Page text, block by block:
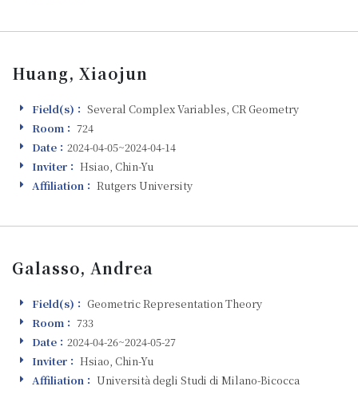
Huang, Xiaojun
Field(s)
Field(s)： Several Complex Variables, CR Geometry
Room
Room： 724
Visiting
Date： 2024-04-05~2024-04-14
Inviter
Inviter： Hsiao, Chin-Yu
Affiliation
Affiliation： Rutgers University
Galasso, Andrea
Field(s)
Field(s)： Geometric Representation Theory
Room
Room： 733
Visiting
Date： 2024-04-26~2024-05-27
Inviter
Inviter： Hsiao, Chin-Yu
Affiliation
Affiliation： Università degli Studi di Milano-Bicocca